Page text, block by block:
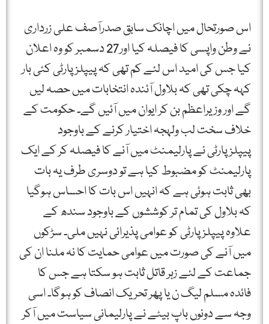
اس صورتحال میں اچانک سابق صدرآصف علی زرداری
نے وطن واپسی کا فیصلہ کیا اور27 دسمبر کو وہ اعلان
کیا جس کی امید اس لئے کم تھی کہ پیپلزپارٹی کئی بار
کہہ چکی تھی کہ بلاول آئندہ انتخابات میں حصہ لیں
گے اور وزیراعظم بن کر ایوان میں آئیں گے۔ حکومت کے
خلاف سخت لب ولہجہ اختیار کرنے کے باوجود
پیپلزپارٹی نے پارلیمنٹ میں آنے کا فیصلہ کر کے ایک
پارلیمنٹ کو مضبوط کیا ہے تو دوسری طرف یہ بات
بھی ثابت ہوئی ہے کہ انہیں اس بات کا احساس ہوگیا
کہ بلاول کی تمام تر کوششوں کے باوجود سندھ کے
علاوہ پیپلزپارٹی کو عوامی پذیرائی نہیں ملی۔ سڑکوں
میں آنے کی صورت میں عوامی حمایت کا نہ ملنا ان کی
جماعت کے لئے زہر قاتل ثابت ہو سکتا ہے جس کا
فائدہ مسلم لیگ ن یا پھر تحریک انصاف کو ہوگا۔ اسی
وجہ سے دونوں باپ بیٹے نے پارلیمانی سیاست میں آکر